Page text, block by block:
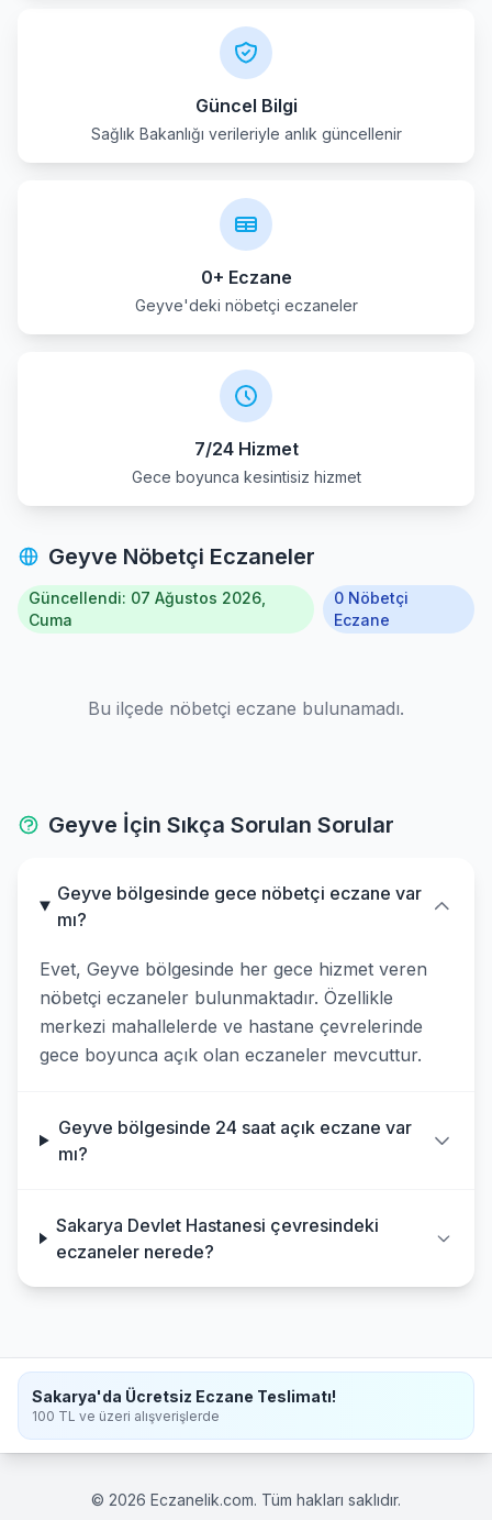
Güncel Bilgi
Sağlık Bakanlığı verileriyle anlık güncellenir
0+ Eczane
Geyve'deki nöbetçi eczaneler
7/24 Hizmet
Gece boyunca kesintisiz hizmet
Geyve Nöbetçi Eczaneler
Güncellendi: 07 Ağustos 2026,
Cuma
0 Nöbetçi
Eczane
Bu ilçede nöbetçi eczane bulunamadı.
Geyve İçin Sıkça Sorulan Sorular
Geyve bölgesinde gece nöbetçi eczane var
mı?
Evet, Geyve bölgesinde her gece hizmet veren
nöbetçi eczaneler bulunmaktadır. Özellikle
merkezi mahallelerde ve hastane çevrelerinde
gece boyunca açık olan eczaneler mevcuttur.
Geyve bölgesinde 24 saat açık eczane var
mı?
Sakarya Devlet Hastanesi çevresindeki
eczaneler nerede?
Sakarya'da Ücretsiz Eczane Teslimatı!
100 TL ve üzeri alışverişlerde
© 2026 Eczanelik.com. Tüm hakları saklıdır.